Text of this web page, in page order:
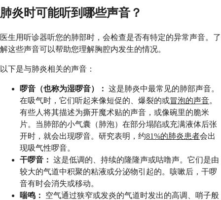
肺炎时可能听到哪些声音？
医生用听诊器听您的肺部时，会检查是否有特定的异常声音。了
解这些声音可以帮助您理解胸腔内发生的情况。
以下是与肺炎相关的声音：
啰音（也称为湿啰音）： 这是肺炎中最常见的肺部声音。
在吸气时，它们听起来像短促的、爆裂的或冒泡的声音。
有些人将其描述为撕开魔术贴的声音，或像碗里的脆米
片。当肺部的小气囊（肺泡）在部分塌陷或充满液体后张
开时，就会出现啰音。研究表明，约81%的肺炎患者会出
现吸气性啰音。
干啰音： 这是低调的、持续的隆隆声或咕噜声。它们是由
较大的气道中积聚的粘液或分泌物引起的。咳嗽后，干啰
音有时会消失或移动。
喘鸣：
空气通过狭窄或发炎的气道时发出的高调、哨子般